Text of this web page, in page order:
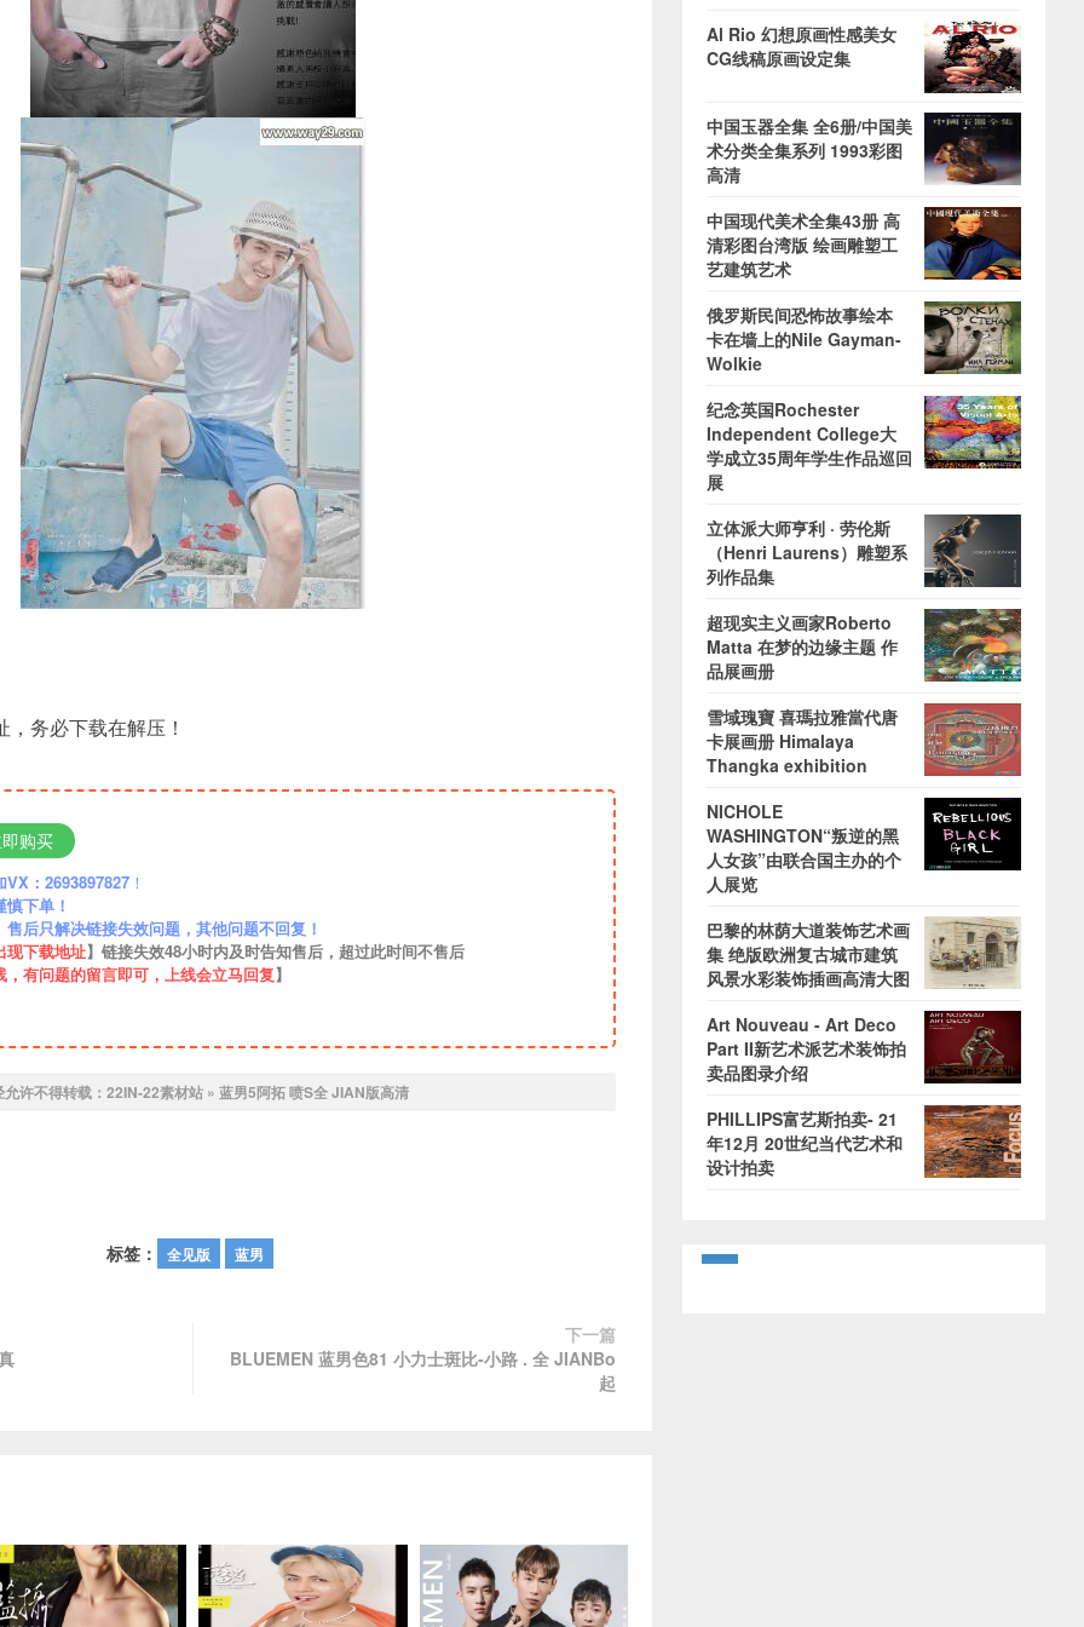
务必下载在解压！
购买
：2693897827 ！
下单！
后只解决链接失效问题，其他问题不回复！
现下载地址】链接失效48小时内及时告知售后，超过此时间不售后
有问题的留言即可，上线会立马回复】
许不得转载： 22IN-22素材站 » 蓝男5阿拓 喷S全 JIAN版高清
标签： 全见版 蓝男
下一篇
BLUEMEN 蓝男色81 小力士斑比-小路 . 全 JIANBo
起
Al Rio 幻想原画性感美女
CG线稿原画设定集
中国玉器全集 全6册/中国美
术分类全集系列 1993彩图
高清
中国现代美术全集43册 高
清彩图台湾版 绘画雕塑工
艺建筑艺术
俄罗斯民间恐怖故事绘本
卡在墙上的Nile Gayman-
Wolkie
纪念英国Rochester
Independent College大
学成立35周年学生作品巡回
展
立体派大师亨利 · 劳伦斯
（Henri Laurens）雕塑系
列作品集
超现实主义画家Roberto
Matta 在梦的边缘主题 作
品展画册
雪域瑰寶 喜瑪拉雅當代唐
卡展画册 Himalaya
Thangka exhibition
NICHOLE
WASHINGTON“叛逆的黑
人女孩”由联合国主办的个
人展览
巴黎的林荫大道装饰艺术画
集 绝版欧洲复古城市建筑
风景水彩装饰插画高清大图
Art Nouveau - Art Deco
Part II新艺术派艺术装饰拍
卖品图录介绍
PHILLIPS富艺斯拍卖- 21
年12月 20世纪当代艺术和
设计拍卖